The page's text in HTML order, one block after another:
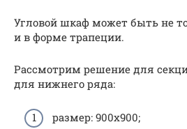
Угловой шкаф может быть не
и в форме трапеции.
Рассмотрим решение для
для нижнего ряда:
размер: 900х900;